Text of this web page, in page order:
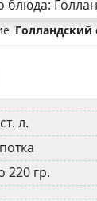
'Голландский
л.
220 гр.